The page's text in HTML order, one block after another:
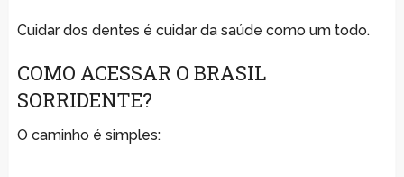
Cuidar dos dentes é cuidar da saúde como um todo.
COMO ACESSAR O BRASIL
SORRIDENTE?
O caminho é simples: